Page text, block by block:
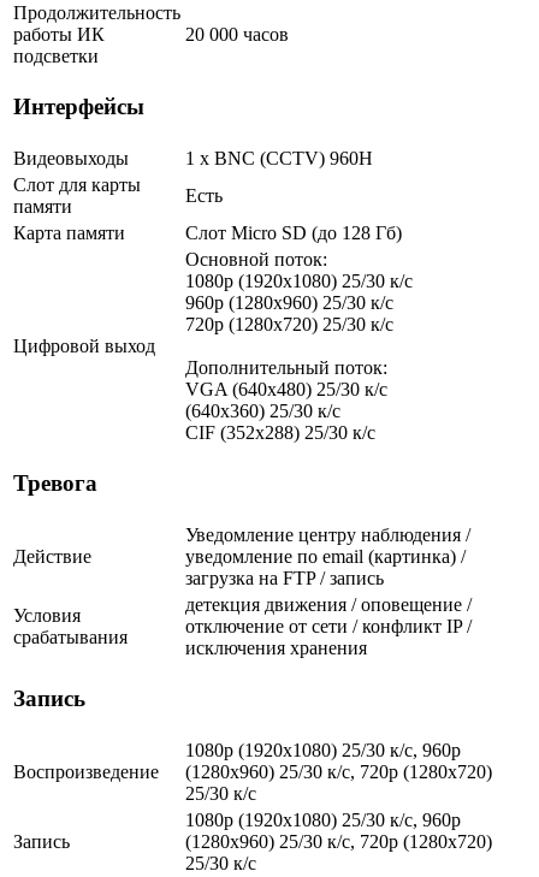
Продолжительность
работы ИК
подсветки
20 000 часов
Интерфейсы
Видеовыходы
1 х BNC (CCTV) 960H
Слот для карты
памяти
Есть
Карта памяти
Слот Micro SD (до 128 Гб)
Цифровой выход
Основной поток:
1080p (1920x1080) 25/30 к/с
960p (1280х960) 25/30 к/с
720p (1280х720) 25/30 к/с
Дополнительный поток:
VGA (640x480) 25/30 к/с
(640x360) 25/30 к/с
CIF (352x288) 25/30 к/с
Тревога
Действие
Уведомление центру наблюдения /
уведомление по email (картинка) /
загрузка на FTP / запись
Условия
срабатывания
детекция движения / оповещение /
отключение от сети / конфликт IP /
исключения хранения
Запись
Воспроизведение
1080p (1920x1080) 25/30 к/с, 960p
(1280х960) 25/30 к/с, 720p (1280х720)
25/30 к/с
Запись
1080p (1920x1080) 25/30 к/с, 960p
(1280х960) 25/30 к/с, 720p (1280х720)
25/30 к/с